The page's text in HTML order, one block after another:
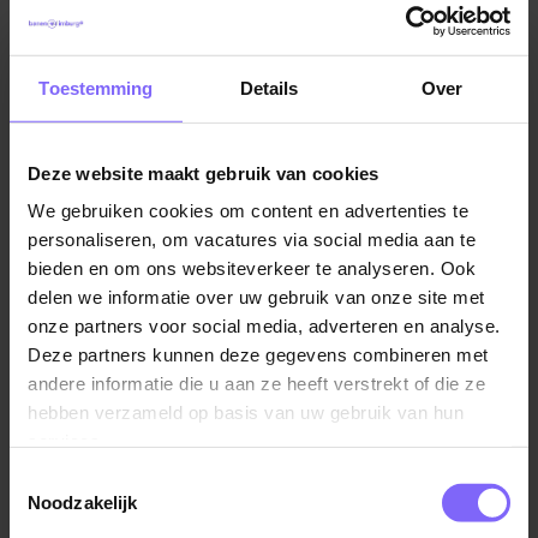
Toestemming Details Over
Deze website maakt gebruik van cookies
We gebruiken cookies om content en advertenties te
personaliseren, om vacatures via social media aan te
bieden en om ons websiteverkeer te analyseren. Ook
delen we informatie over uw gebruik van onze site met
onze partners voor social media, adverteren en analyse.
Deze partners kunnen deze gegevens combineren met
andere informatie die u aan ze heeft verstrekt of die ze
hebben verzameld op basis van uw gebruik van hun
Noodzakelijk
ze aan toe zijn. ‘’Is de baan te combineren met
school?’’ of ‘’Verdien ik genoeg geld om te blijven
die zij gelijk beantwoordt willen hebben.
hebben andere prioriteiten. Ze hebben een druk
leven, dus ze hebben geen zin in een ellenlange
vacature die veel tijd kost om door te nemen.
Ouderen hebben weer veel behoefte aan zekerheid
en vragen zich dus direct af in hoeverre jij als
werkgever dit aan hen kan bieden.
Zet jouw bedrijf niet centraal in de
geïnteresseerd in de functie dan het bedrijf. Tuurlijk is
het altijd handig om in het kort te vertellen wat het